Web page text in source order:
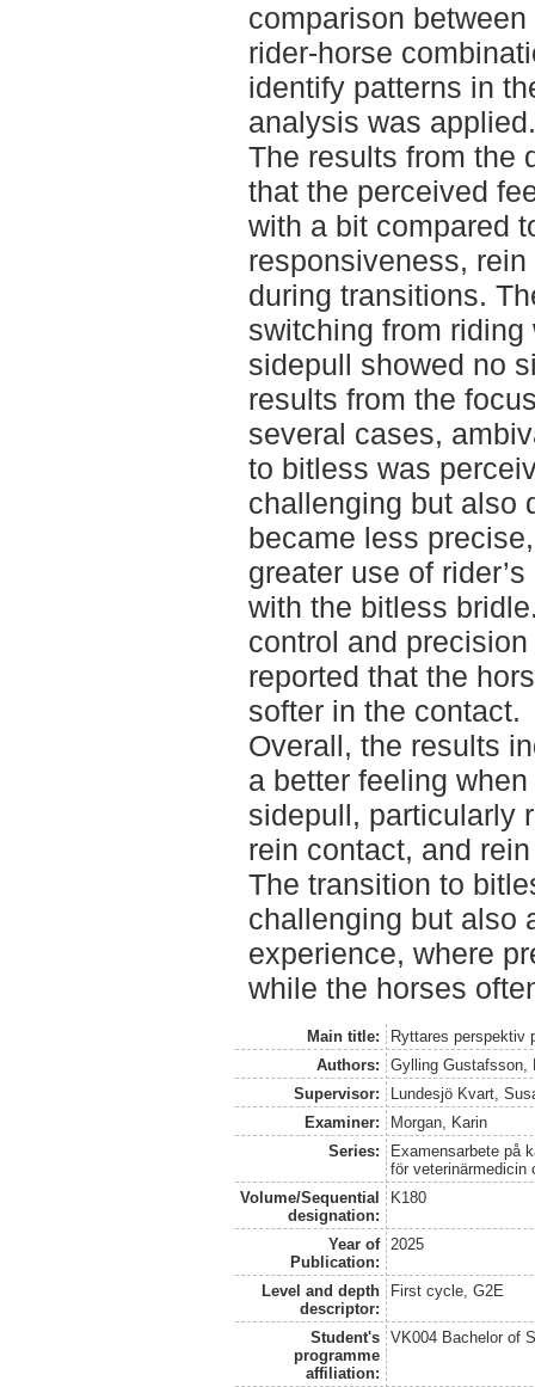
comparison
rider-horse
identify patterns in
analysis was applied.
The results from the
that the perceived
with a bit compared
responsiveness,
during transitions.
switching from
sidepull showed no
results from the
several cases,
to bitless was
challenging but also
became less
greater use of
with the bitless
control and
reported that the
softer in the contact.
Overall, the results
a better feeling
sidepull, particularly
rein contact, and
The transition to
challenging but also
experience, where
while the horses
Main title:
Ryttares perspektiv
Authors:
Gylling Gustafsson,
Supervisor:
Lundesjö Kvart,
Examiner:
Morgan, Karin
Series:
Examensarbete på
för veterinärmedicin
Volume/Sequential
designation:
K180
Year of
Publication:
2025
Level and depth
descriptor:
First cycle, G2E
Student's
programme
affiliation:
VK004 Bachelor of